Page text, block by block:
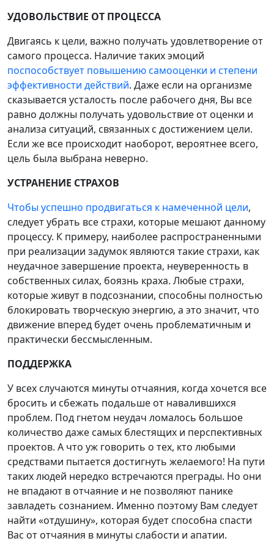
УДОВОЛЬСТВИЕ ОТ ПРОЦЕССА
Двигаясь к цели, важно получать удовлетворение от
самого процесса. Наличие таких эмоций
поспособствует повышению самооценки и степени
эффективности действий. Даже если на организме
сказывается усталость после рабочего дня, Вы все
равно должны получать удовольствие от оценки и
анализа ситуаций, связанных с достижением цели.
Если же все происходит наоборот, вероятнее всего,
цель была выбрана неверно.
УСТРАНЕНИЕ СТРАХОВ
Чтобы успешно продвигаться к намеченной цели,
следует убрать все страхи, которые мешают данному
процессу. К примеру, наиболее распространенными
при реализации задумок являются такие страхи, как
неудачное завершение проекта, неуверенность в
собственных силах, боязнь краха. Любые страхи,
которые живут в подсознании, способны полностью
блокировать творческую энергию, а это значит, что
движение вперед будет очень проблематичным и
практически бессмысленным.
ПОДДЕРЖКА
У всех случаются минуты отчаяния, когда хочется все
бросить и сбежать подальше от навалившихся
проблем. Под гнетом неудач ломалось большое
количество даже самых блестящих и перспективных
проектов. А что уж говорить о тех, кто любыми
средствами пытается достигнуть желаемого! На пути
таких людей нередко встречаются преграды. Но они
не впадают в отчаяние и не позволяют панике
завладеть сознанием. Именно поэтому Вам следует
найти «отдушину», которая будет способна спасти
Вас от отчаяния в минуты слабости и апатии.